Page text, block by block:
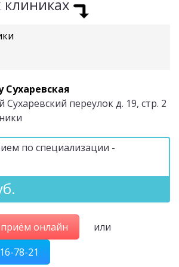
Сухаревская
переулок д. 19, стр. 2
по специализации -
приём онлайн
или
78-21